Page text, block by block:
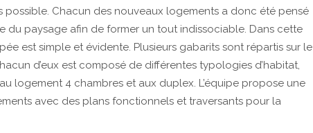
possible. Chacun des nouveaux logements a donc été pensé
du paysage afin de former un tout indissociable. Dans cette
est simple et évidente. Plusieurs gabarits sont répartis sur le
d’eux est composé de différentes typologies d’habitat,
logement 4 chambres et aux duplex. L’équipe propose une
avec des plans fonctionnels et traversants pour la